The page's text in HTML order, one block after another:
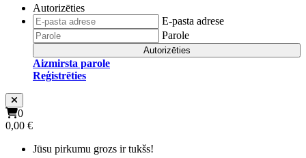
Autorizēties
E-pasta adrese
Parole
Autorizēties
Aizmirsta parole
Reģistrēties
0
0,00 €
Jūsu pirkumu grozs ir tukšs!